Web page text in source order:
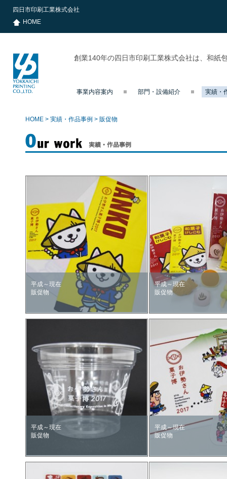
四日市印刷工業株式会社
HOME
創業140年の四日市印刷工業株式会社は、和紙
事業内容案内 部門・設備紹介 実績・
HOME > 実績・作品事例 > 販促物
平成～現在
販促物
平成～現在
販促物
平成～現在
販促物
平成～現在
販促物